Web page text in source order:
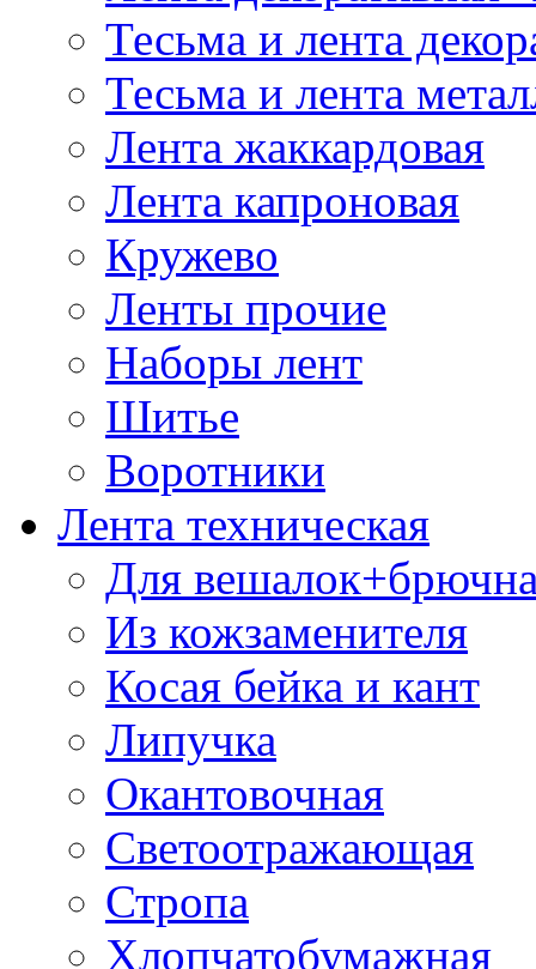
Тесьма и лента
Тесьма и лента
Лента жаккардовая
Лента капроновая
Кружево
Ленты прочие
Наборы лент
Шитье
Воротники
Лента техническая
Для
Из кожзаменителя
Косая бейка и кант
Липучка
Окантовочная
Светоотражающая
Стропа
Хлопчатобумажная